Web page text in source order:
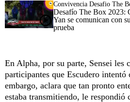
Convivencia Desafio The
Desafío The Box 2023:
Yan se comunican con
prueba
En Alpha, por su parte, Sensei les
participantes que Escudero
embargo, aclara que tan pronto
estaba transmitiendo, le respondió